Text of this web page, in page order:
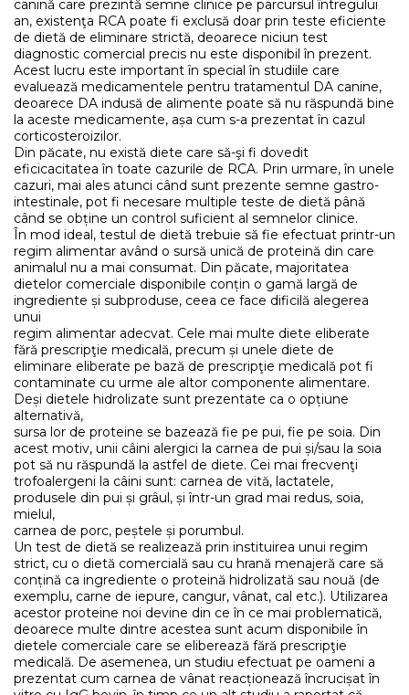
canină care prezintă semne clinice pe parcursul întregului
an, existenţa RCA poate fi exclusă doar prin teste eficiente
de dietă de eliminare strictă, deoarece niciun test
diagnostic comercial precis nu este disponibil în prezent.
Acest lucru este important în special în studiile care
evaluează medicamentele pentru tratamentul DA canine,
deoarece DA indusă de alimente poate să nu răspundă bine
la aceste medicamente, așa cum s-a prezentat în cazul
corticosteroizilor.
Din păcate, nu există diete care să-şi fi dovedit
eficicacitatea în toate cazurile de RCA. Prin urmare, în unele
cazuri, mai ales atunci când sunt prezente semne gastro-
intestinale, pot fi necesare multiple teste de dietă până
când se obține un control suficient al semnelor clinice.
În mod ideal, testul de dietă trebuie să fie efectuat printr-un
regim alimentar având o sursă unică de proteină din care
animalul nu a mai consumat. Din păcate, majoritatea
dietelor comerciale disponibile conțin o gamă largă de
ingrediente și subproduse, ceea ce face dificilă alegerea
unui
regim alimentar adecvat. Cele mai multe diete eliberate
fără prescripţie medicală, precum și unele diete de
eliminare eliberate pe bază de prescripţie medicală pot fi
contaminate cu urme ale altor componente alimentare.
Deși dietele hidrolizate sunt prezentate ca o opțiune
alternativă,
sursa lor de proteine se bazează fie pe pui, fie pe soia. Din
acest motiv, unii câini alergici la carnea de pui și/sau la soia
pot să nu răspundă la astfel de diete. Cei mai frecvenţi
trofoalergeni la câini sunt: carnea de vită, lactatele,
produsele din pui și grâul, și într-un grad mai redus, soia,
mielul,
carnea de porc, peștele și porumbul.
Un test de dietă se realizează prin instituirea unui regim
strict, cu o dietă comercială sau cu hrană menajeră care să
conțină ca ingrediente o proteină hidrolizată sau nouă (de
exemplu, carne de iepure, cangur, vânat, cal etc.). Utilizarea
acestor proteine noi devine din ce în ce mai problematică,
deoarece multe dintre acestea sunt acum disponibile în
dietele comerciale care se eliberează fără prescripţie
medicală. De asemenea, un studiu efectuat pe oameni a
prezentat cum carnea de vânat reacționează încrucișat în